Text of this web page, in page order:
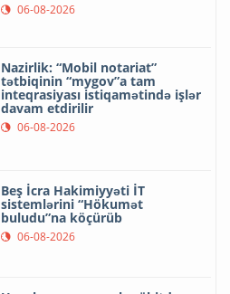
06-08-2026
Nazirlik: “Mobil notariat”
tətbiqinin “mygov”a tam
inteqrasiyası istiqamətində işlər
davam etdirilir
06-08-2026
Beş İcra Hakimiyyəti İT
sistemlərini “Hökumət
buludu”na köçürüb
06-08-2026